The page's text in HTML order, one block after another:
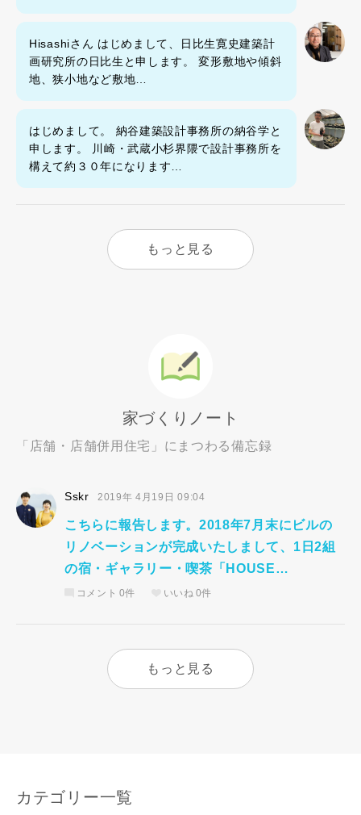
Hisashiさん はじめまして、日比生寛史建築計
画研究所の日比生と申します。 変形敷地や傾斜
地、狭小地など敷地…
はじめまして。 納谷建築設計事務所の納谷学と
申します。 川崎・武蔵小杉界隈で設計事務所を
構えて約３０年になります…
もっと見る
家づくりノート
「店舗・店舗併用住宅」にまつわる備忘録
Sskr 2019年 4月19日 09:04
こちらに報告します。2018年7月末にビルの
リノベーションが完成いたしまして、1日2組
の宿・ギャラリー・喫茶「HOUSE…
コメント 0件 いいね 0件
もっと見る
カテゴリー一覧